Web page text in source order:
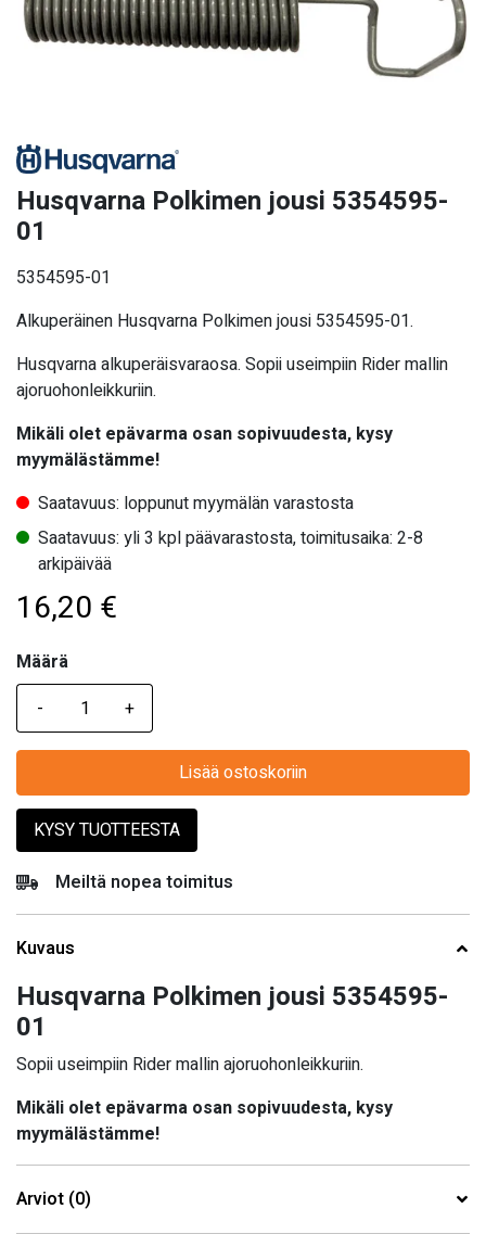
Husqvarna Polkimen jousi 5354595-
01
5354595-01
Alkuperäinen Husqvarna Polkimen jousi 5354595-01.
Husqvarna alkuperäisvaraosa. Sopii useimpiin Rider mallin
ajoruohonleikkuriin.
Mikäli olet epävarma osan sopivuudesta, kysy
myymälästämme!
Saatavuus: loppunut myymälän varastosta
Saatavuus: yli 3 kpl päävarastosta, toimitusaika: 2-8
arkipäivää
16,20 €
Määrä
Määrä
Lisää ostoskoriin
KYSY TUOTTEESTA
Meiltä nopea toimitus
Kuvaus
Husqvarna Polkimen jousi 5354595-
01
Sopii useimpiin Rider mallin ajoruohonleikkuriin.
Mikäli olet epävarma osan sopivuudesta, kysy
myymälästämme!
Arviot (0)